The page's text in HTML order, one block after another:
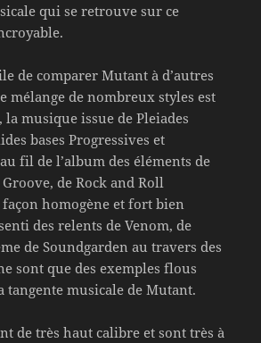
qui se retrouve sur ce
de comparer Mutant à d’autres
mélange de nombreux styles est
la musique issue de Pleiades
bases Progressives et
fil de l’album des éléments de
de Rock and Roll
façon homogène et fort bien
des relents de Venom, de
de Soundgarden au travers des
sont que des exemples flous
musicale de Mutant.
de très haut calibre et sont très à